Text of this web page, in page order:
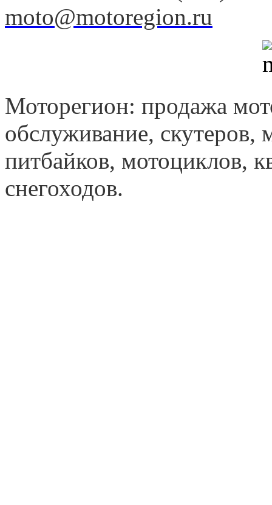
moto@motoregion.ru
Моторегион: продажа
обслуживание, скутеров,
питбайков, мотоциклов,
снегоходов.